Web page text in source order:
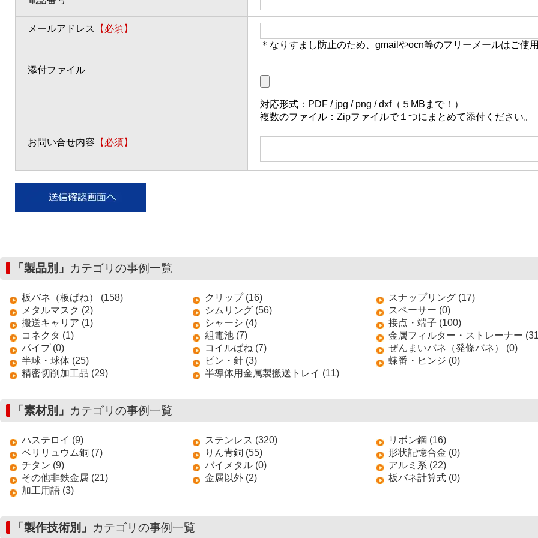
メールアドレス
【必須】
＊なりすまし防止のため、gmailやocn等のフリーメールはご使
添付ファイル
対応形式：PDF / jpg / png / dxf（５MBまで！）
複数のファイル：Zipファイルで１つにまとめて添付ください。
お問い合せ内容 【必須】
「製品別」 カテゴリの事例一覧
板バネ（板ばね） (158) クリップ (16) スナップリング (17)
メタルマスク (2)
シムリング (56) スペーサー (0)
搬送キャリア (1)
シャーシ (4) 接点・端子 (100)
コネクタ (1)
組電池 (7) 金属フィルター・ストレーナー
パイプ (0)
コイルばね (7) ぜんまいバネ（発條バネ） (0)
半球・球体 (25)
ピン・針 (3) 蝶番・ヒンジ (0)
精密切削加工品 (29)
半導体用金属製搬送トレイ (11)
「素材別」 カテゴリの事例一覧
ハステロイ (9) ステンレス (320) リボン鋼 (16)
ベリリュウム銅 (7)
りん青銅 (55) 形状記憶合金 (0)
チタン (9)
バイメタル (0) アルミ系 (22)
その他非鉄金属 (21)
金属以外 (2) 板バネ計算式 (0)
加工用語 (3)
「製作技術別」 カテゴリの事例一覧